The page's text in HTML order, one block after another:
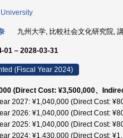
九州大学, 比較社会文化研究院,
01 – 2028-03-31
(Fiscal Year 2024)
(Direct Cost: ¥3,500,000、
2027: ¥1,040,000 (Direct Cost:
2026: ¥1,040,000 (Direct Cost:
2025: ¥1,040,000 (Direct Cost:
2024: ¥1,430,000 (Direct Cost: